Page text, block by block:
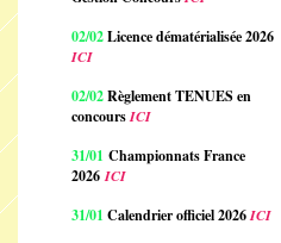
02/02Licence dématérialisée 2026
ICI
02/02Règlement TENUES en
concoursICI
31/01 Championnats France
2026 ICI
31/01 Calendrier officiel 2026ICI